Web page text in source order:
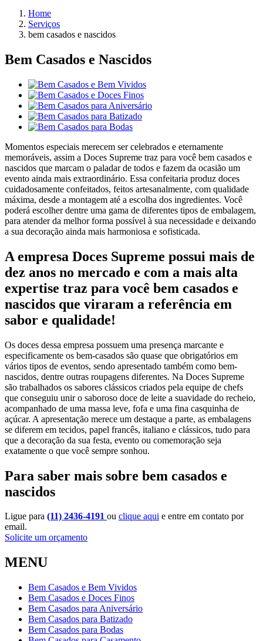
Home
Serviços
bem casados e nascidos
Bem Casados e Nascidos
Momentos especiais merecem ser celebrados e eternamente
memoráveis, assim a Doces Supreme traz para você bem casados e
nascidos que marcam o paladar de todos e fazem da ocasião um
evento ainda mais extraordinário. Essa confeitaria produz doces
cuidadosamente confeitados, feitos artesanalmente, com qualidade
máxima, desde a montagem até a escolha dos ingredientes. Você
poderá escolher dentre uma gama de diferentes tipos de embalagem,
para atender da melhor forma possível à sua necessidade e deixando
a sua decoração ainda mais harmoniosa e sofisticada.
A empresa Doces Supreme possui mais de
dez anos no mercado e com a mais alta
expertise traz para você bem casados e
nascidos que viraram a referência em
sabor e qualidade!
Os doces dessa empresa possuem uma presença marcante e
especificamente os bem-casados são quase que obrigatórios em
vários tipos de eventos, sendo apresentado também como bem-
nascidos, dentre outras roupagens diferentes. Na Doces Supreme
são trabalhados os sabores clássicos criados pela equipe de chefs
que conseguiu unir o saboroso doce de leite a suavidade do recheio,
acompanhado de uma massa leve, fofa e uma fina casquinha de
açúcar. A apresentação merece um destaque a parte, as embalagens
se diferem em tecidos, papel francês, italiano e clássicos, tudo para
que a decoração da sua festa, evento ou comemoração seja
exatamente o que você sempre sonhou.
Para saber mais sobre bem casados e
nascidos
Ligue para (11) 2436-4191 ou clique aqui e entre em contato por
email.
Solicite um orçamento
MENU
Bem Casados e Bem Vividos
Bem Casados e Doces Finos
Bem Casados para Aniversário
Bem Casados para Batizado
Bem Casados para Bodas